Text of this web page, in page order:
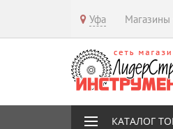
Уфа Магазины
КАТАЛОГ